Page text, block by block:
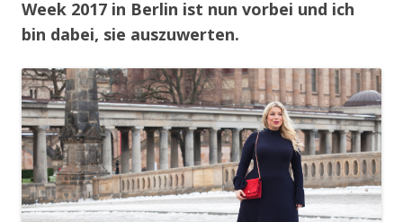
Week 2017 in Berlin ist nun vorbei und ich
bin dabei, sie auszuwerten.